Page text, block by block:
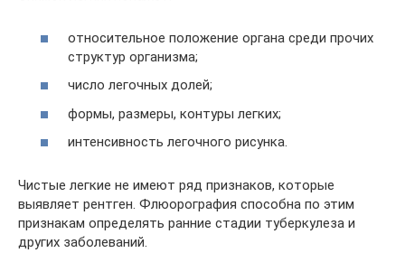
относительное положение органа среди прочих
структур организма;
число легочных долей;
формы, размеры, контуры легких;
интенсивность легочного рисунка.
Чистые легкие не имеют ряд признаков, которые
выявляет рентген. Флюорография способна по этим
признакам определять ранние стадии туберкулеза и
других заболеваний.